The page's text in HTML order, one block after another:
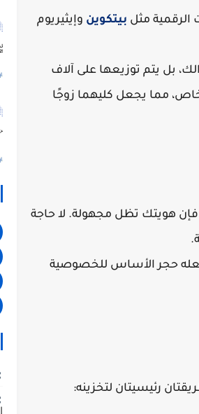
الرقمية مثل بيتكوين وإيثيريوم
بل يتم توزيعها على آلاف
مما يجعل كليهما زوجًا
فإن هويتك تظل مجهولة. لا حاجة
حجر الأساس للخصوصية
رئيسيتان لتخزينه: